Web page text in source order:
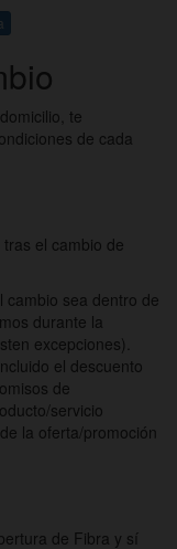
te
de cada
el cambio de
cambio sea dentro de
durante la
excepciones).
el descuento
de
servicio
la oferta/promoción
de Fibra y sí